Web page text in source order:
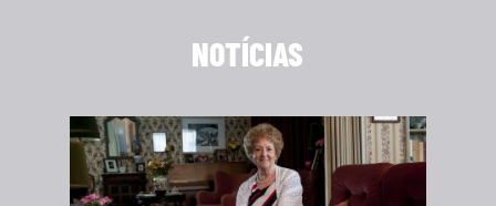
NOTÍCIAS